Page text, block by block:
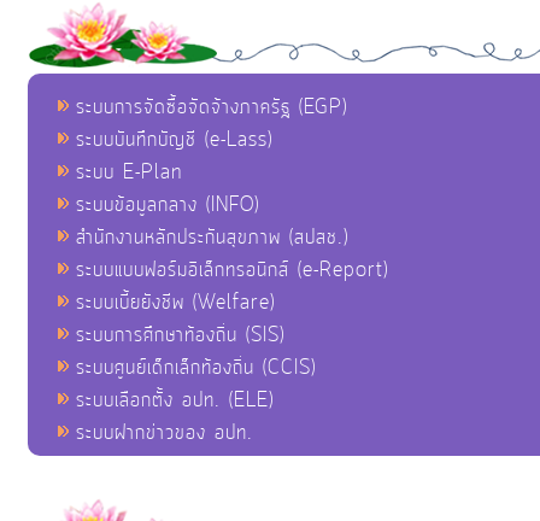
ระบบการจัดซื้อจัดจ้างภาครัฐ (EGP)
ระบบบันทึกบัญชี (e-Lass)
ระบบ E-Plan
ระบบข้อมูลกลาง (INFO)
สำนักงานหลักประกันสุขภาพ (สปสช.)
ระบบแบบฟอร์มอิเล็กทรอนิกส์ (e-Report)
ระบบเบี้ยยังชีพ (Welfare)
ระบบการศึกษาท้องถิ่น (SIS)
ระบบศูนย์เด็กเล็กท้องถิ่น (CCIS)
ระบบเลือกตั้ง อปท. (ELE)
ระบบฝากข่าวของ อปท.